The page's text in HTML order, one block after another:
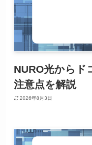
NURO光からド
注意点を解説
2026年8月3日